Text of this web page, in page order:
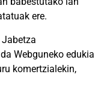
ere.
Webguneko edukia
komertzialekin,